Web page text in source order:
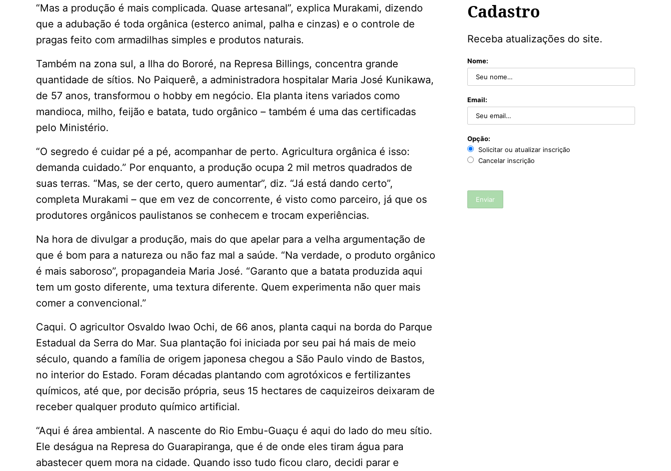
“Mas a produção é mais complicada. Quase artesanal”, explica Murakami, dizendo
que a adubação é toda orgânica (esterco animal, palha e cinzas) e o controle de
pragas feito com armadilhas simples e produtos naturais.
Também na zona sul, a Ilha do Bororé, na Represa Billings, concentra grande
quantidade de sítios. No Paiquerê, a administradora hospitalar Maria José Kunikawa,
de 57 anos, transformou o hobby em negócio. Ela planta itens variados como
mandioca, milho, feijão e batata, tudo orgânico – também é uma das certificadas
pelo Ministério.
“O segredo é cuidar pé a pé, acompanhar de perto. Agricultura orgânica é isso:
demanda cuidado.” Por enquanto, a produção ocupa 2 mil metros quadrados de
suas terras. “Mas, se der certo, quero aumentar”, diz. “Já está dando certo”,
completa Murakami – que em vez de concorrente, é visto como parceiro, já que os
produtores orgânicos paulistanos se conhecem e trocam experiências.
Na hora de divulgar a produção, mais do que apelar para a velha argumentação de
que é bom para a natureza ou não faz mal a saúde. “Na verdade, o produto orgânico
é mais saboroso”, propagandeia Maria José. “Garanto que a batata produzida aqui
tem um gosto diferente, uma textura diferente. Quem experimenta não quer mais
comer a convencional.”
Caqui. O agricultor Osvaldo Iwao Ochi, de 66 anos, planta caqui na borda do Parque
Estadual da Serra do Mar. Sua plantação foi iniciada por seu pai há mais de meio
século, quando a família de origem japonesa chegou a São Paulo vindo de Bastos,
no interior do Estado. Foram décadas plantando com agrotóxicos e fertilizantes
químicos, até que, por decisão própria, seus 15 hectares de caquizeiros deixaram de
receber qualquer produto químico artificial.
“Aqui é área ambiental. A nascente do Rio Embu-Guaçu é aqui do lado do meu sítio.
Ele deságua na Represa do Guarapiranga, que é de onde eles tiram água para
abastecer quem mora na cidade. Quando isso tudo ficou claro, decidi parar e
Cadastro
Receba atualizações do site.
Nome:
Email:
Opção:
Solicitar ou atualizar inscrição
Cancelar inscrição